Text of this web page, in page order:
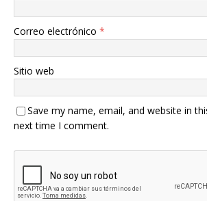
Correo electrónico *
Sitio web
Save my name, email, and website in
next time I comment.